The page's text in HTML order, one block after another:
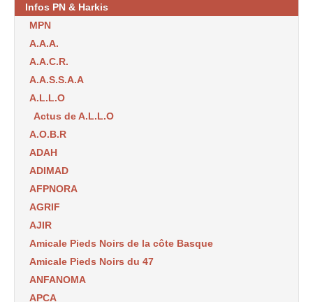
Infos PN & Harkis
MPN
A.A.A.
A.A.C.R.
A.A.S.S.A.A
A.L.L.O
Actus de A.L.L.O
A.O.B.R
ADAH
ADIMAD
AFPNORA
AGRIF
AJIR
Amicale Pieds Noirs de la côte Basque
Amicale Pieds Noirs du 47
ANFANOMA
APCA